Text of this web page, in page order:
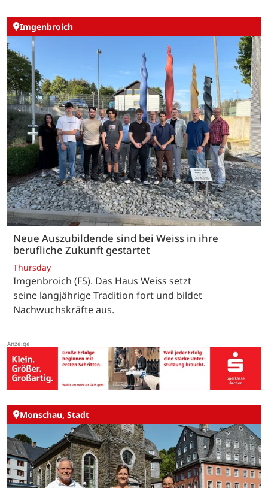
Imgenbroich
Neue Auszubildende sind bei Weiss in ihre
berufliche Zukunft gestartet
Thursday
Imgenbroich (FS). Das Haus Weiss setzt
seine langjährige Tradition fort und bildet
Nachwuchskräfte aus.
Monschau, Stadt